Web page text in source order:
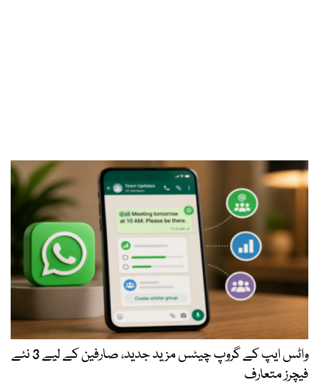
واٹس ایپ کے گروپ چیٹس مزید جدید، صارفین کے لیے 3 نئے
فیچرز متعارف